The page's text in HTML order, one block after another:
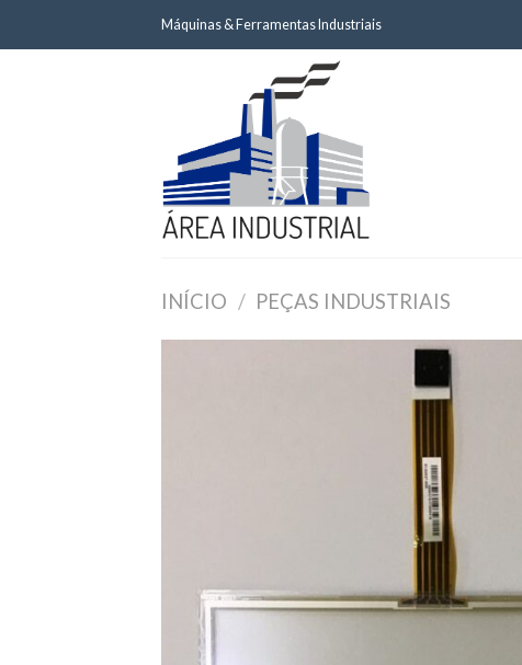
Máquinas & Ferramentas Industriais
INÍCIO / PEÇAS INDUSTRIAIS